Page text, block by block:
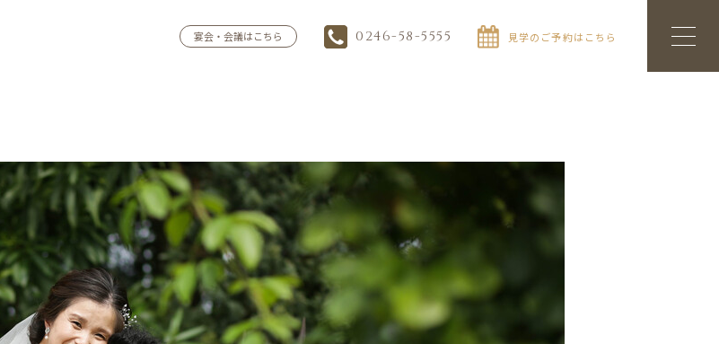
宴会・会議はこちら 0246-58-5555 見学のご予約はこちら